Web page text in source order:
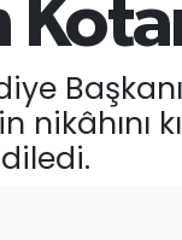
nikâhını